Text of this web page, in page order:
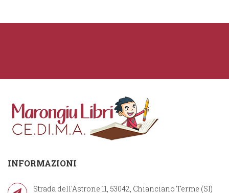
INFORMAZIONI
Strada dell'Astrone 11, 53042, Chianciano Terme (SI)